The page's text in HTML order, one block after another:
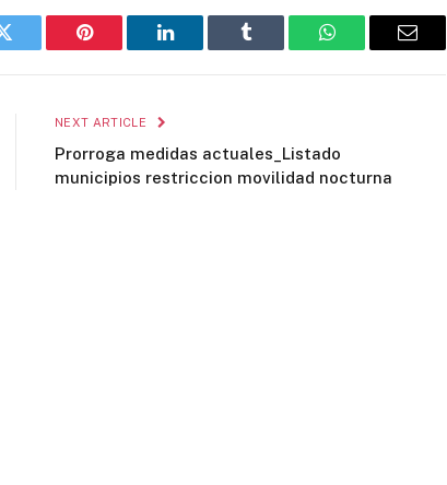
Twitter Pinterest LinkedIn Tumblr WhatsAppEmail
NEXT ARTICLE
Prorroga medidas actuales_Listado
municipios restriccion movilidad nocturna